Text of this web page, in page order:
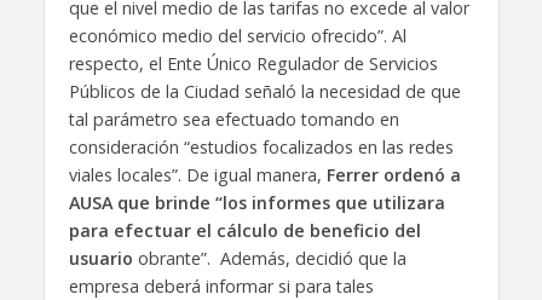
que el nivel medio de las tarifas no excede al valor
económico medio del servicio ofrecido”. Al
respecto, el Ente Único Regulador de Servicios
Públicos de la Ciudad señaló la necesidad de que
tal parámetro sea efectuado tomando en
consideración “estudios focalizados en las redes
viales locales”. De igual manera, Ferrer ordenó a
AUSA que brinde “los informes que utilizara
para efectuar el cálculo de beneficio del
usuario obrante”. Además, decidió que la
empresa deberá informar si para tales